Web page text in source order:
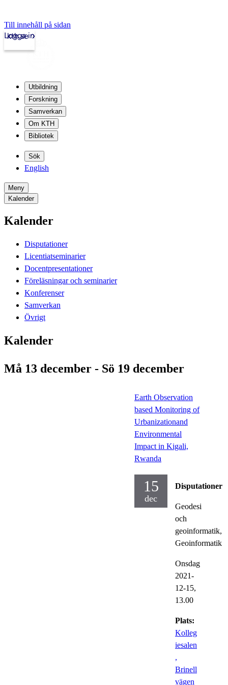
Till innehåll på sidan
kth.se
Logga in
Utbildning
Forskning
Samverkan
Om KTH
Bibliotek
Sök
English
Meny
Kalender
Kalender
Disputationer
Licentiatseminarier
Docentpresentationer
Föreläsningar och seminarier
Konferenser
Samverkan
Övrigt
Kalender
Må 13 december - Sö 19 december
Earth Observation
based Monitoring of
Urbanizationand
Environmental
Impact in Kigali,
Rwanda
15
dec
Disputationer
Geodesi
och
geoinformatik,
Geoinformatik
Onsdag
2021-
12-15,
13.00
Plats:
Kolleg
iesalen
,
Brinell
vägen